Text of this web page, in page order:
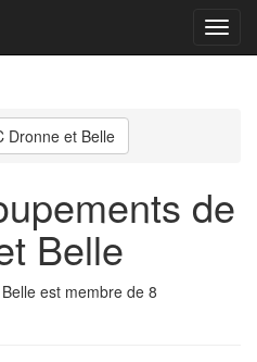
Menu
Dronne et Belle
de
Belle
est membre de 8